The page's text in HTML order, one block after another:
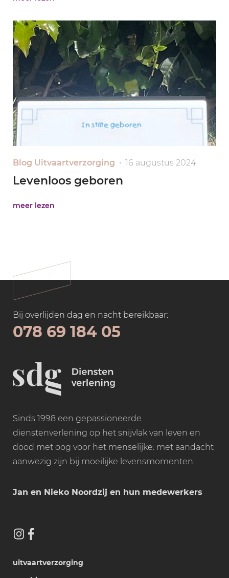
Blog Uitvaartverzorging • 16 augustus 2024
Levenloos geboren
meer lezen
Bij overlijden dag en nacht bereikbaar:
078 69 184 05
Sinds 1998 een gepassioneerde
dienstenverlening op het snijvlak van leven en
dood met oog voor het menselijke: met aandacht
aanwezig zijn bij moeilijke levensmomenten.
Jan en Nieko Noordzij en hun medewerkers
uitvaartverzorging